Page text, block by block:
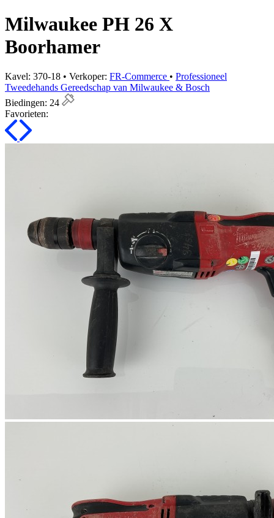
Milwaukee PH 26 X
Boorhamer
Kavel: 370-18 • Verkoper: FR-Commerce • Professioneel
Tweedehands Gereedschap van Milwaukee & Bosch
Biedingen: 24
Favorieten: